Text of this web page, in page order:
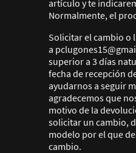
artículo y te
Normalmente, el
Solicitar el cambio o
a
superior a 3 días
fecha de recepción
ayudarnos a seguir
agradecemos que
motivo de la
solicitar un cambio,
modelo por el que
cambio.